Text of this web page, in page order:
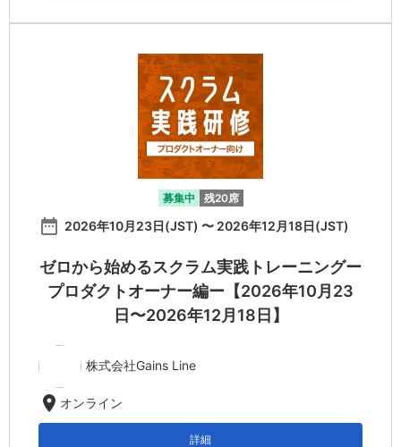
募集中 残20席
date_range 2026年10月23日(JST) 〜 2026年12月18日(JST)
ゼロから始めるスクラム実践トレーニングー
プロダクトオーナー編ー【2026年10月23
日〜2026年12月18日】
株式会社Gains Line
location_on オンライン
詳細